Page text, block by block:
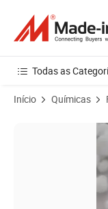
Todas as
Início Químicas
Imagens do produto